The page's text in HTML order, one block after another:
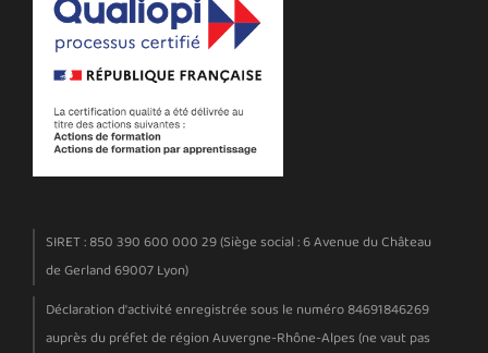
SIRET : 850 390 600 000 29 (Siège social : 6 Avenue du Château
de Gerland 69007 Lyon)
Déclaration d'activité enregistrée sous le numéro 84691846269
auprès du préfet de région Auvergne-Rhône-Alpes (ne vaut pas